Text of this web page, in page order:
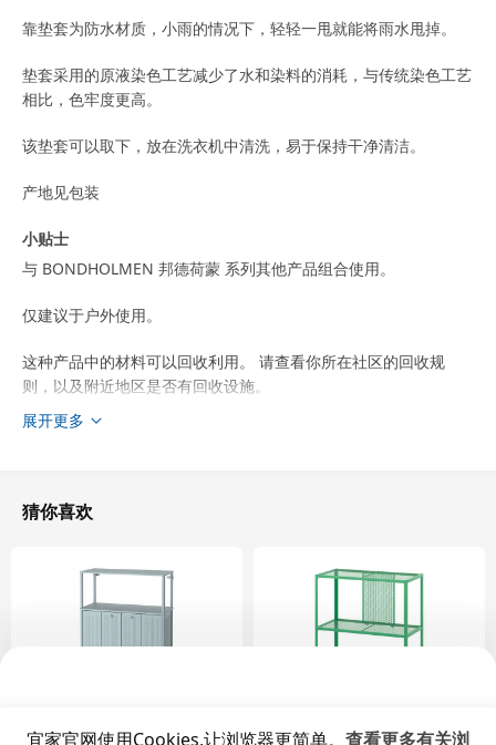
靠垫套为防水材质，小雨的情况下，轻轻一甩就能将雨水甩掉。
垫套采用的原液染色工艺减少了水和染料的消耗，与传统染色工艺
相比，色牢度更高。
该垫套可以取下，放在洗衣机中清洗，易于保持干净清洁。
产地见包装
小贴士
与 BONDHOLMEN 邦德荷蒙 系列其他产品组合使用。
仅建议于户外使用。
这种产品中的材料可以回收利用。 请查看你所在社区的回收规
则，以及附近地区是否有回收设施。
设计师
商品尺寸和包装信息
座深
51 厘米
展开更多
猜你喜欢
宜家官网使用Cookies,让浏览器更简单。 查看更多有关浏